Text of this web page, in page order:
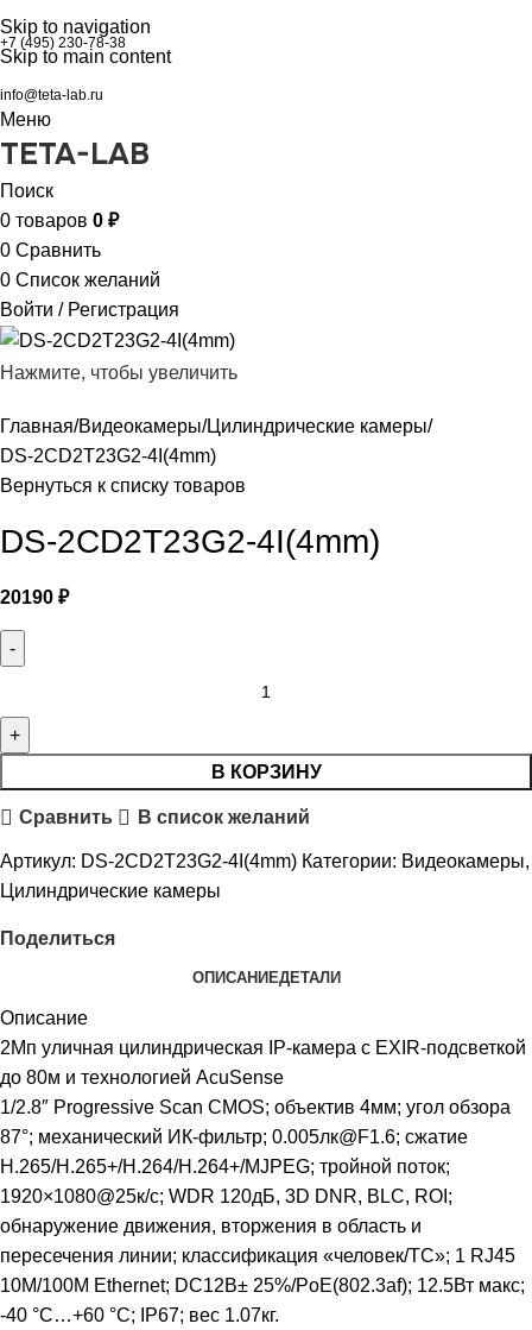
Skip to navigation
Skip to main content
+7 (495) 230-78-38
info@teta-lab.ru
Меню
TETA-LAB
Поиск
0 товаров 0 ₽
0 Сравнить
0 Список желаний
Войти / Регистрация
Нажмите, чтобы увеличить
Главная Видеокамеры Цилиндрические камеры
DS-2CD2T23G2-4I(4mm)
Вернуться к списку товаров
DS-2CD2T23G2-4I(4mm)
20190 ₽
В КОРЗИНУ
Сравнить В список желаний
Артикул: DS-2CD2T23G2-4I(4mm) Категории: Видеокамеры,
Цилиндрические камеры
Поделиться
ОПИСАНИЕДЕТАЛИ
Описание
2Мп уличная цилиндрическая IP-камера с EXIR-подсветкой
до 80м и технологией AcuSense
1/2.8″ Progressive Scan CMOS; объектив 4мм; угол обзора
87°; механический ИК-фильтр; 0.005лк@F1.6; сжатие
H.265/H.265+/H.264/H.264+/MJPEG; тройной поток;
1920×1080@25к/с; WDR 120дБ, 3D DNR, BLC, ROI;
обнаружение движения, вторжения в область и
пересечения линии; классификация «человек/ТС»; 1 RJ45
10M/100M Ethernet; DC12В± 25%/PoE(802.3af); 12.5Вт макс;
-40 °C…+60 °C; IP67; вес 1.07кг.